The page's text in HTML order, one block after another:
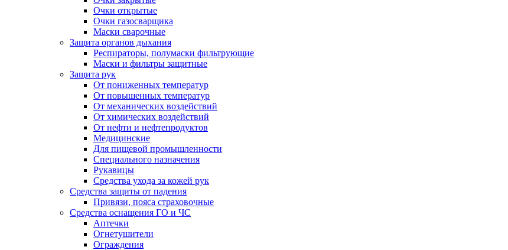
Очки открытые
Очки газосварщика
Маски сварочные
Защита органов дыхания
Респираторы, полумаски фильтрующие
Маски и фильтры защитные
Защита рук
От пониженных температур
От повышенных температур
От механических воздействий
От химических воздействий
От нефти и нефтепродуктов
Медицинские
Для пищевой промышленности
Специального назначения
Рукавицы
Средства ухода за кожей рук
Средства защиты от падения
Привязи, пояса страховочные
Средства оснащения ГО и ЧС
Аптечки
Огнетушители
Ограждения